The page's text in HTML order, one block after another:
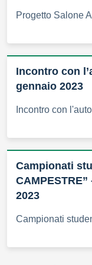
Progetto Salone
Incontro con
gennaio 2023
Incontro con
Campionati
2023
Campionati